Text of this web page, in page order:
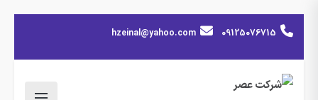
09125076715
hzeinal@yahoo.com